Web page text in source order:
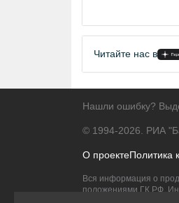
Читайте нас в
Нашли ошибку?
© 1994-2026. РИА
О проектеПолитика
Вся информация о
положениями ГК РФ.